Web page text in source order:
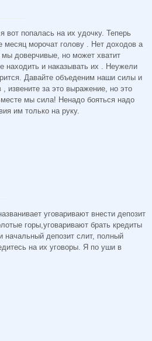
вот попалась на их удочку. Теперь
месяц морочат голову . Нет доходов а
мы доверчивые, но может хватит
находить и наказывать их . Неужели
Давайте объеденим наши силы и
извените за это выражение, но это
мы сила! Ненадо бояться надо
им только на руку.
уговаривают внести депозит
горы,уговаривают брать кредиты
начальный депозит слит, полный
на их уговоры. Я по уши в